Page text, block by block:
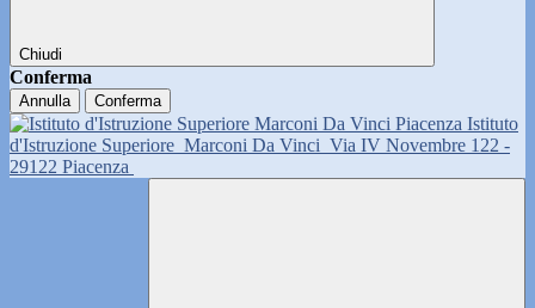
Chiudi
Conferma
Annulla Conferma
Istituto
d'Istruzione Superiore Marconi Da Vinci Via IV Novembre 122 -
29122 Piacenza